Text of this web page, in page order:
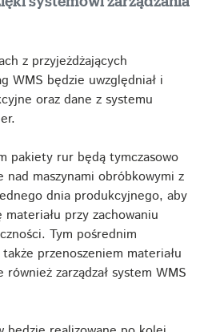
z przyjeżdżających
WMS będzie uwzględniał i
oraz dane z systemu
pakiety rur będą tymczasowo
nad maszynami obróbkowymi z
dnia produkcyjnego, aby
przy zachowaniu
Tym pośrednim
przenoszeniem materiału
zarządzał system WMS